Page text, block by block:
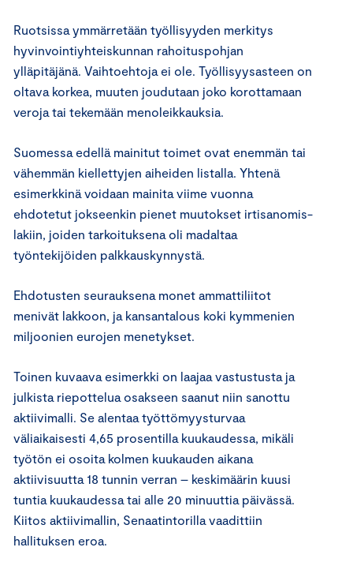
Ruotsissa ymmärretään työllisyyden merkitys
hyvinvointiyhteiskunnan rahoituspohjan
ylläpitäjänä. Vaihtoehtoja ei ole. Työllisyysasteen on
oltava korkea, muuten joudutaan joko korottamaan
veroja tai tekemään menoleikkauksia.
Suomessa edellä mainitut toimet ovat enemmän tai
vähemmän kiellettyjen aiheiden listalla. Yhtenä
esimerkkinä voidaan mainita viime vuonna
ehdotetut jokseenkin pienet muutokset irtisanomis-
lakiin, joiden tarkoituksena oli madaltaa
työntekijöiden palkkauskynnystä.
Ehdotusten seurauksena monet ammattiliitot
menivät lakkoon, ja kansantalous koki kymmenien
miljoonien eurojen menetykset.
Toinen kuvaava esimerkki on laajaa vastustusta ja
julkista riepottelua osakseen saanut niin sanottu
aktiivimalli. Se alentaa työttömyysturvaa
väliaikaisesti 4,65 prosentilla kuukaudessa, mikäli
työtön ei osoita kolmen kuukauden aikana
aktiivisuutta 18 tunnin verran – keskimäärin kuusi
tuntia kuukaudessa tai alle 20 minuuttia päivässä.
Kiitos aktiivimallin, Senaatintorilla vaadittiin
hallituksen eroa.